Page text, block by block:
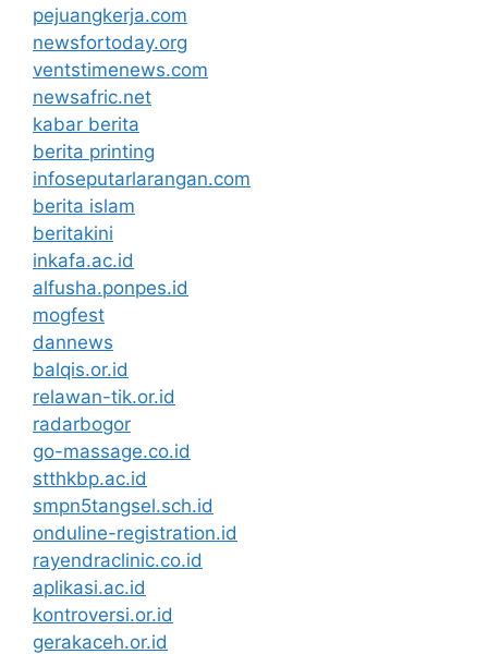
pejuangkerja.com
newsfortoday.org
ventstimenews.com
newsafric.net
kabar berita
berita printing
infoseputarlarangan.com
berita islam
beritakini
inkafa.ac.id
alfusha.ponpes.id
mogfest
dannews
balqis.or.id
relawan-tik.or.id
radarbogor
go-massage.co.id
stthkbp.ac.id
smpn5tangsel.sch.id
onduline-registration.id
rayendraclinic.co.id
aplikasi.ac.id
kontroversi.or.id
gerakaceh.or.id